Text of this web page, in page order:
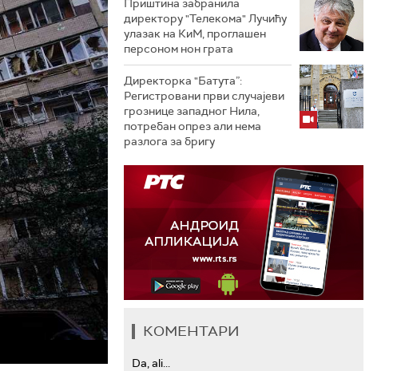
Приштина забранила
директору "Телекома" Лучићу
улазак на КиМ, проглашен
персоном нон грата
Директорка "Батута”:
Регистровани први случајеви
грознице западног Нила,
потребан опрез али нема
разлога за бригу
КОМЕНТАРИ
Da, ali...